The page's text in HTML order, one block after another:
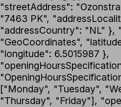
"streetAddress":
"7463 PK",
"addressCountry": "NL" },
"GeoCoordinates",
"longitude": 6.5015987 },
["Monday", "Tuesday",
"Thursday", "Friday"],